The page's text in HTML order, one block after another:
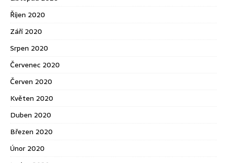
Říjen 2020
Září 2020
Srpen 2020
Červenec 2020
Červen 2020
Květen 2020
Duben 2020
Březen 2020
Únor 2020